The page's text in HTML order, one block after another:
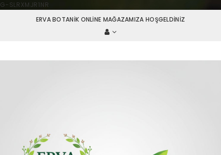
G-SLRXMJR1NR
ERVA BOTANIK ONLINE MAĞAZAMIZA HOŞGELDINIZ